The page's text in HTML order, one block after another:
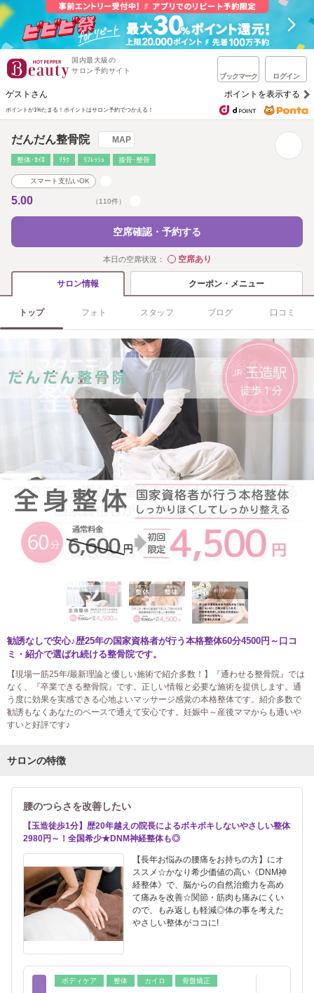
国内最大級の
サロン予約サイト
ブックマーク ログイン
ゲストさん ポイントを表示する
ポイントが1%たまる！ ポイントはサロン予約でつかえる！
だんだん整骨院 MAP
整体･ｶｲﾛ ﾘﾗｸ ﾘﾌﾚｯｼｭ 接骨･整骨
スマート支払いOK
5.00 （110件）
空席確認・予約する
本日の空席状況： ◯空席あり
サロン情報 クーポン・メニュー
トップ フォト スタッフ ブログ 口コミ
勧誘なしで安心♪歴25年の国家資格者が行う本格整体60分4500円～口コ
ミ・紹介で選ばれ続ける整骨院です。
【現場一筋25年/最新理論と優しい施術で紹介多数！】『通わせる整骨院』では
なく、『卒業できる整骨院』です。正しい情報と必要な施術を提供します。通
う度に効果を実感できる心地よいマッサージ感覚の本格整体です。紹介多数で
勧誘もなくあなたのペースで通えて安心です。妊娠中～産後ママからも通いや
すいと好評です♪
サロンの特徴
腰のつらさを改善したい
【玉造徒歩1分】歴20年越えの院長によるボキボキしないやさしい整体
2980円～！全国希少★DNM神経整体も◎
【長年お悩みの腰痛をお持ちの方】にオ
ススメ☆かなり希少価値の高い《DNM神
経整体》で、脳からの自然治癒力を高め
て痛みを改善☆関節・筋肉も痛みにくい
ので、もみ返しも軽減◎体の事を考えた
やさしい整体がココに!
ボディケア 整体 カイロ 骨盤矯正